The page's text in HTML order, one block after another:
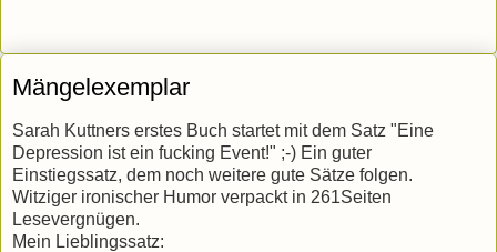
Mängelexemplar
Sarah Kuttners erstes Buch startet mit dem Satz "Eine
Depression ist ein fucking Event!" ;-) Ein guter
Einstiegssatz, dem noch weitere gute Sätze folgen.
Witziger ironischer Humor verpackt in 261Seiten
Lesevergnügen.
Mein Lieblingssatz: